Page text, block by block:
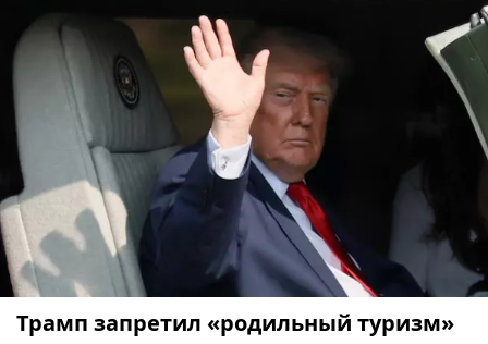
Трамп запретил «родильный туризм»